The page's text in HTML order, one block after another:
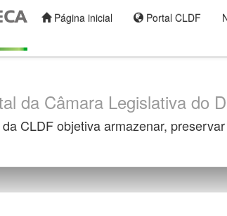
Página inicial Portal CLDF
da Câmara Legislativa do
CLDF objetiva armazenar,